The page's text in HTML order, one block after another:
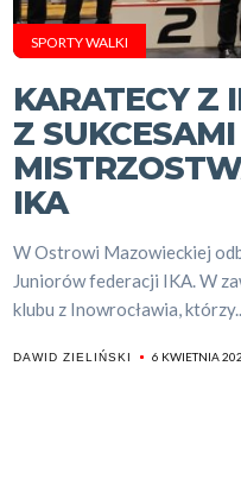
SPORTY WALKI
KARATECY Z
Z
IKA
W Ostrowi Mazowieckiej
Juniorów federacji IKA. W
klubu z Inowrocławia,
DAWID ZIELIŃSKI 6 KWIETNIA